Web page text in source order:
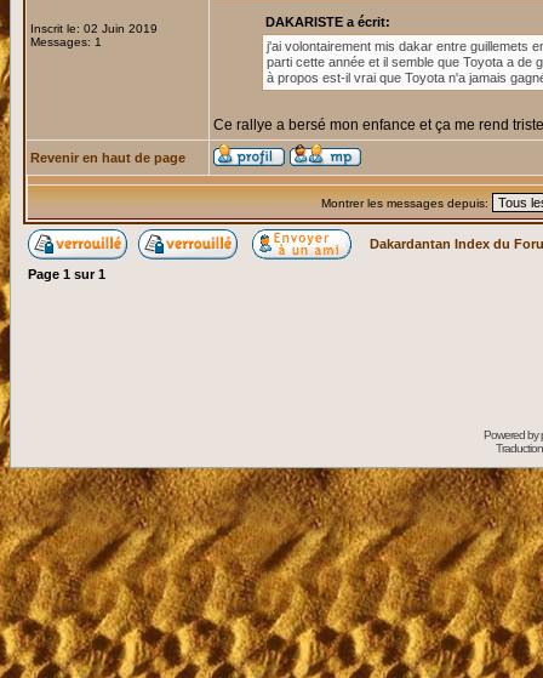
Inscrit le: 02 Juin 2019
Messages: 1
DAKARISTE a écrit:
j'ai volontairement mis dakar entre guillemets
parti cette année et il semble que Toyota a de
à propos est-il vrai que Toyota n'a jamais
Ce rallye a bersé mon enfance et ça me rend
Revenir en haut de page
Montrer les messages depuis:
Dakardantan Index du
Page 1 sur1
Powered by